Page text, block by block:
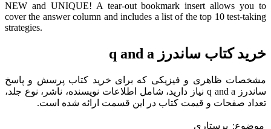
NEW and UNIQUE! A tear-out bookmark insert allows you to
cover the answer column and includes a list of the top 10 test-taking
strategies.
خرید کتاب ساندرز q and a
مشخصات ظاهری و فیزیکی که برای خرید کتاب پرسش و پاسخ
ساندرز q and a نیاز دارید، شامل اطلاعات نویسنده، ناشر، نوع جلد،
تعداد صفحات و قیمت کتاب در این قسمت ارائه شده است.
موضوع: پرستاری